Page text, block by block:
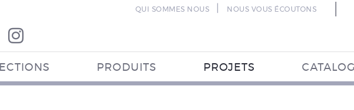
QUI SOMMES NOUS NOUS VOUS ÉCOUTONS
PRODUITS PROJETS